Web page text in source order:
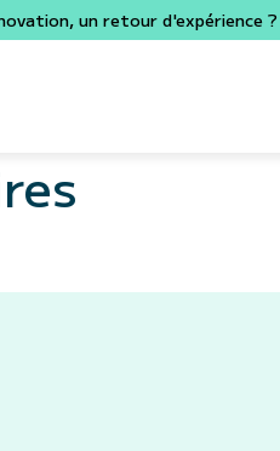
un retour d'expérience ?